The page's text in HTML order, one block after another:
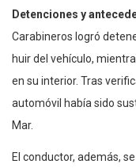
Detenciones y
Carabineros logró
huir del vehículo,
en su interior. Tras
automóvil había sido
Mar.
El conductor, además,